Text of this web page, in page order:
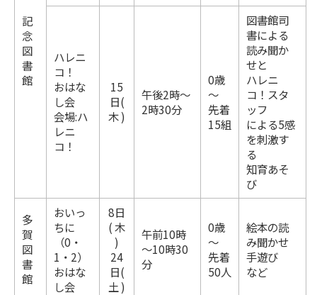
記
念
図
書
館
ハレニ
コ！
おはな
し会
会場:ハ
レニ
コ！
15
日(
木 )
午後2時～
2時30分
0歳
～
先着
15組
図書館司
書による
読み聞か
せと
ハレニ
コ！スタ
ッフ
による5感
を刺激す
る
知育あそ
び
多
賀
図
書
館
おいっ
ちに
（0・
1・2）
おはな
し会
8日
( 木
)
24
日(
土 )
午前10時
～10時30
分
0歳
～
先着
50人
絵本の読
み聞かせ
手遊び
など